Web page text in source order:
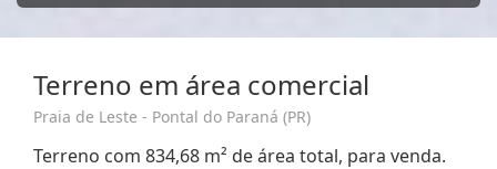
Terreno em área comercial
Praia de Leste - Pontal do Paraná (PR)
Terreno com 834,68 m² de área total, para venda.